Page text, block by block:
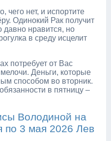
чего нет, и испортите
Одинокий Рак получит
давно нравится, но
в среду исцелит
потребует от Вас
Деньги, которые
способом во вторник.
в пятницу –
Володиной на
по 3 мая 2026 Лев